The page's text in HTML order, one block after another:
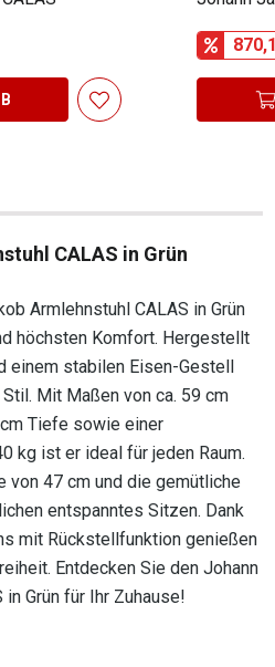
CALAS in Grün
Armlehnstuhl CALAS in Grün
höchsten Komfort. Hergestellt
einem stabilen Eisen-Gestell
Mit Maßen von ca. 59 cm
Tiefe sowie einer
kg ist er ideal für jeden Raum.
von 47 cm und die gemütliche
entspanntes Sitzen. Dank
mit Rückstellfunktion genießen
Entdecken Sie den Johann
Grün für Ihr Zuhause!